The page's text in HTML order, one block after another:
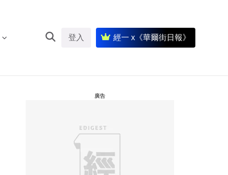
登入 經一 x《華爾街日報》
廣告